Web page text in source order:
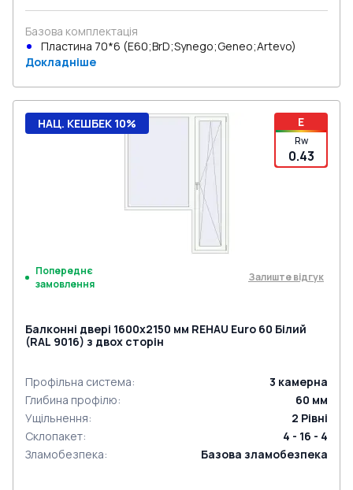
Базова комплектація
Пластина 70*6 (E60;BrD;Synego;Geneo;Artevo)
Докладніше
E
Rw
0.43
НАЦ. КЕШБЕК 10%
Попереднє
замовлення
Залиште відгук
Балконні двері 1600x2150 мм REHAU Euro 60 Білий
(RAL 9016) з двох сторін
Профільна система: 3 камерна
Глибина профілю: 60 мм
Ущільнення: 2 Рівні
Склопакет:
4 - 16 - 4
Зламобезпека: Базова зламобезпека